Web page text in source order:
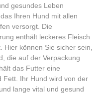
gesundes Leben
Ihren Hund mit allen
versorgt. Die
enthält leckeres Fleisch
können Sie sicher sein,
die auf der Verpackung
das Futter eine
Fett. Ihr Hund wird von der
lange vital und gesund